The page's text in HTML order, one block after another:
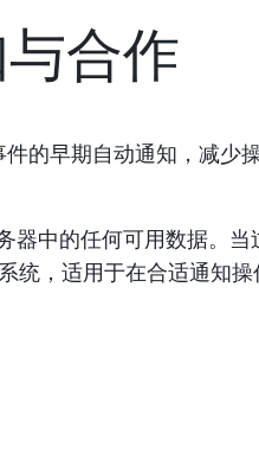
合作
的早期自动通知，减
器中的任何可用数据。
，适用于在合适通知